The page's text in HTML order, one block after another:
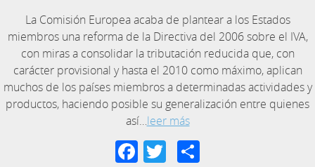
La Comisión Europea acaba de plantear a los Estados
miembros una reforma de la Directiva del 2006 sobre el IVA,
con miras a consolidar la tributación reducida que, con
carácter provisional y hasta el 2010 como máximo, aplican
muchos de los países miembros a determinadas actividades y
productos, haciendo posible su generalización entre quienes
así…leer más
Facebook
Twitter